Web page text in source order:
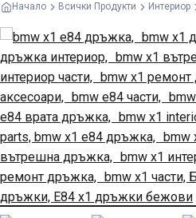
Начало Всички Продукти Интериор